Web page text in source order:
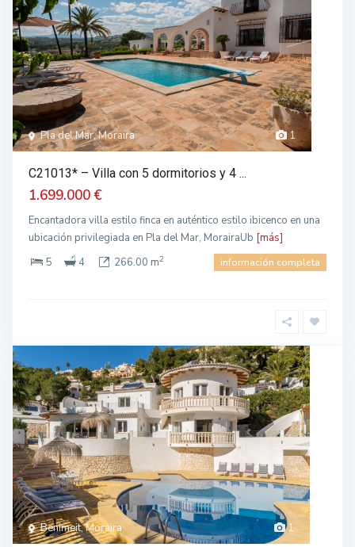
1
Pla del Mar, Moraira
C21013* – Villa con 5 dormitorios y 4 ...
1.699.000 €
Encantadora villa estilo finca en auténtico estilo ibicenco en una
ubicación privilegiada en Pla del Mar, MorairaUb [más]
5
4 266.00 m2 información completa
1
Benimeit, Moraira